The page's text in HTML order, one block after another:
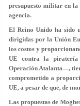
presupuesto militar en
agencia.
El Reino Unido ha sido
dirigidas por la Unión
los costos y
UE contra la
Operación Atalanta—,
comprometido a
UE, a pesar de que, de
Las propuestas de